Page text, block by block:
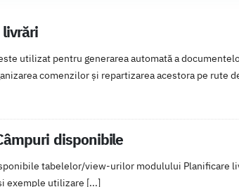
utilizat pentru generarea automată a
comenzilor și repartizarea acestora pe rute
disponibile
tabelelor/view-urilor modulului Planificare
exemple utilizare [...]